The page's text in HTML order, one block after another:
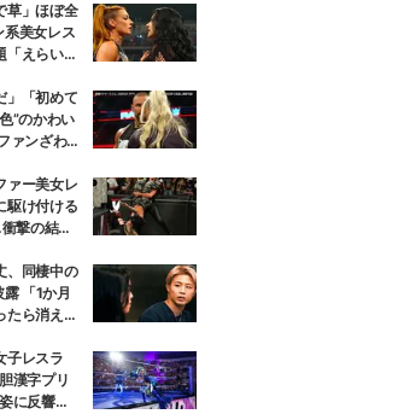
草」ほぼ全
美女レス
「えらいセ
」「初めて
”のかわい
ァンざわめ
ァー美女レ
駆け付ける
撃の結末
、同棲中の
「1か月
たら消え
子レスラ
漢字プリ
に反響